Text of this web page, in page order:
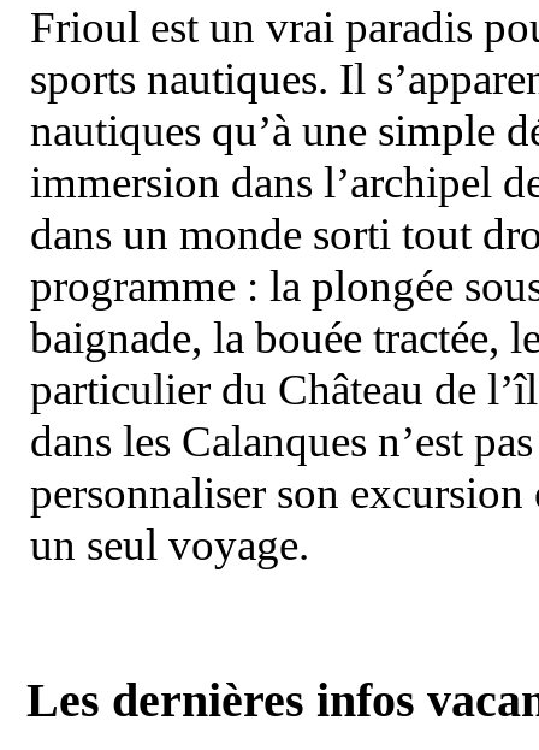
Frioul est un vrai paradis
sports nautiques. Il
nautiques qu’à une simple
immersion dans l’archipel
dans un monde sorti tout
programme : la plongée
baignade, la bouée tractée,
particulier du Château de
dans les Calanques n’est
personnaliser son
un seul voyage.
Les dernières infos